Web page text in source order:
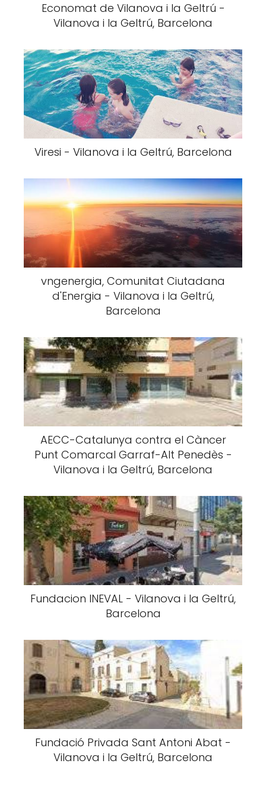
Economat de Vilanova i la Geltrú -
Vilanova i la Geltrú, Barcelona
Viresi - Vilanova i la Geltrú, Barcelona
vngenergia, Comunitat Ciutadana
d'Energia - Vilanova i la Geltrú,
Barcelona
AECC-Catalunya contra el Càncer
Punt Comarcal Garraf-Alt Penedès -
Vilanova i la Geltrú, Barcelona
Fundacion INEVAL - Vilanova i la Geltrú,
Barcelona
Fundació Privada Sant Antoni Abat -
Vilanova i la Geltrú, Barcelona